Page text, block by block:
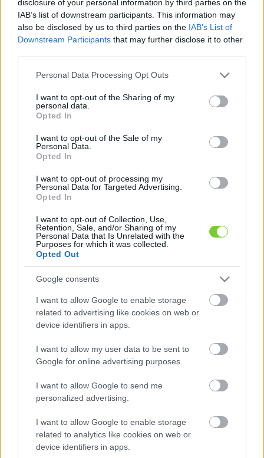
disclosure of your personal information by third parties on the
IAB’s list of downstream participants. This information may
also be disclosed by us to third parties on the IAB’s List of
Downstream Participants that may further disclose it to other
Please note that this website/app uses one or more Google
not limited to your visit or usage behaviour. You may click to
grant or deny consent to Google and its third-party tags to
use your data for below specified purposes in below Google
consent section.
Personal Data Processing Opt Outs
I want to opt-out of the Sharing of my
personal data.
Opted In
I want to opt-out of the Sale of my
Personal Data.
Opted In
I want to opt-out of processing my
Personal Data for Targeted Advertising.
Opted In
I want to opt-out of Collection, Use,
Retention, Sale, and/or Sharing of my
Personal Data that Is Unrelated with the
Purposes for which it was collected.
Opted Out
Google consents
I want to allow Google to enable storage
related to advertising like cookies on web or
device identifiers in apps.
I want to allow my user data to be sent to
Google for online advertising purposes.
I want to allow Google to send me
personalized advertising.
I want to allow Google to enable storage
related to analytics like cookies on web or
device identifiers in apps.
Felhasználónév
Jelszó
Emlékezzen
Elfelejtette jelszavát?
Bejelentkezés
faiskola.hu
MI A FAISKOLA.HU?
KERTÉSZ ÉS KERTÉSZET REGISZTRÁCIÓ
szepkertfaiskola
Adatlapok(1)